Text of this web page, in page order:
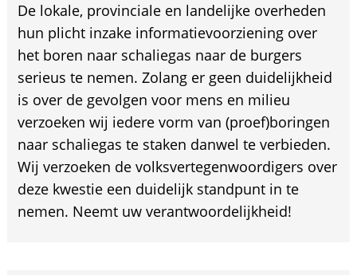
De lokale, provinciale en landelijke overheden
hun plicht inzake informatievoorziening over
het boren naar schaliegas naar de burgers
serieus te nemen. Zolang er geen duidelijkheid
is over de gevolgen voor mens en milieu
verzoeken wij iedere vorm van (proef)boringen
naar schaliegas te staken danwel te verbieden.
Wij verzoeken de volksvertegenwoordigers over
deze kwestie een duidelijk standpunt in te
nemen. Neemt uw verantwoordelijkheid!